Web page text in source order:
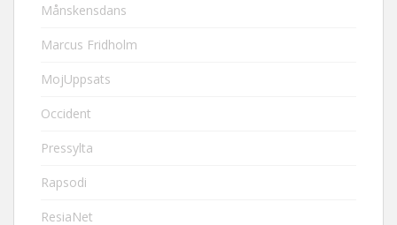
Månskensdans
Marcus Fridholm
MojUppsats
Occident
Pressylta
Rapsodi
ResiaNet